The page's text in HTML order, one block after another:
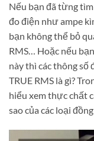
Nếu bạn đã từng
đo điện như ampe
bạn không thể bỏ
RMS… Hoặc nếu
này thì các thông số
TRUE RMS là gì?
hiểu xem thực chất
sao của các loại